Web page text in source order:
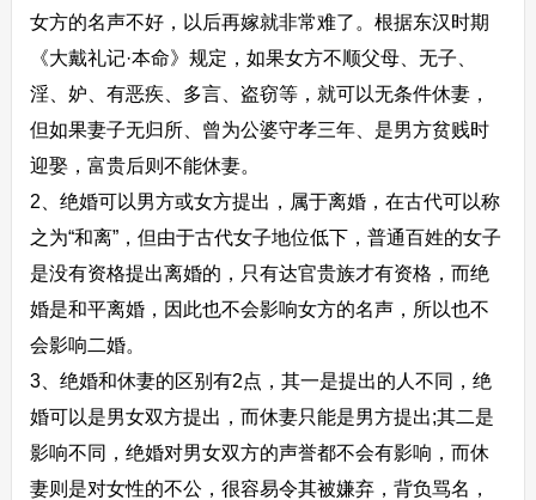
女方的名声不好，以后再嫁就非常难了。根据东汉时期
《大戴礼记·本命》规定，如果女方不顺父母、无子、
淫、妒、有恶疾、多言、盗窃等，就可以无条件休妻，
但如果妻子无归所、曾为公婆守孝三年、是男方贫贱时
迎娶，富贵后则不能休妻。
2、绝婚可以男方或女方提出，属于离婚，在古代可以称
之为“和离”，但由于古代女子地位低下，普通百姓的女子
是没有资格提出离婚的，只有达官贵族才有资格，而绝
婚是和平离婚，因此也不会影响女方的名声，所以也不
会影响二婚。
3、绝婚和休妻的区别有2点，其一是提出的人不同，绝
婚可以是男女双方提出，而休妻只能是男方提出;其二是
影响不同，绝婚对男女双方的声誉都不会有影响，而休
妻则是对女性的不公，很容易令其被嫌弃，背负骂名，